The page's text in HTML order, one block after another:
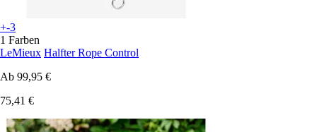
+-3
1 Farben
LeMieux Halfter Rope Control
Ab 99,95 €
75,41 €